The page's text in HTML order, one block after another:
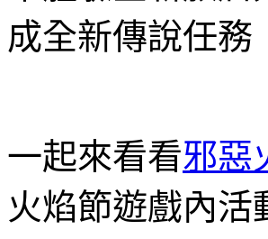
成全新傳說任務
一起來看看邪惡
火焰節遊戲內活